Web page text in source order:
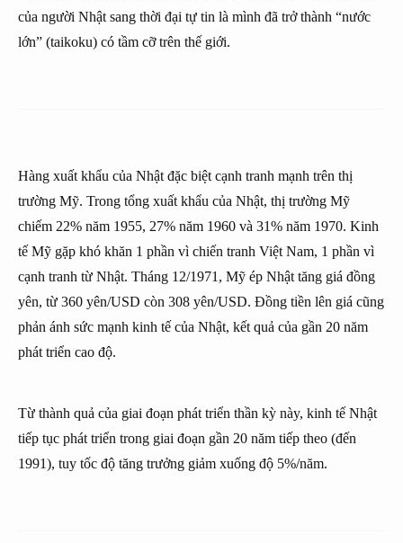
của người Nhật sang thời đại tự tin là mình đã trở thành “nước
lớn” (taikoku) có tầm cỡ trên thế giới.
Hàng xuất khẩu của Nhật đặc biệt cạnh tranh mạnh trên thị
trường Mỹ. Trong tổng xuất khẩu của Nhật, thị trường Mỹ
chiếm 22% năm 1955, 27% năm 1960 và 31% năm 1970. Kinh
tế Mỹ gặp khó khăn 1 phần vì chiến tranh Việt Nam, 1 phần vì
cạnh tranh từ Nhật. Tháng 12/1971, Mỹ ép Nhật tăng giá đồng
yên, từ 360 yên/USD còn 308 yên/USD. Đồng tiền lên giá cũng
phản ánh sức mạnh kinh tế của Nhật, kết quả của gần 20 năm
phát triển cao độ.
Từ thành quả của giai đoạn phát triển thần kỳ này, kinh tế Nhật
tiếp tục phát triển trong giai đoạn gần 20 năm tiếp theo (đến
1991), tuy tốc độ tăng trưởng giảm xuống độ 5%/năm.